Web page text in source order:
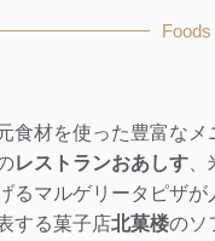
食材を使った豊富な
レストランおあしす
げるマルゲリータピザが
する菓子店北菓楼のソ